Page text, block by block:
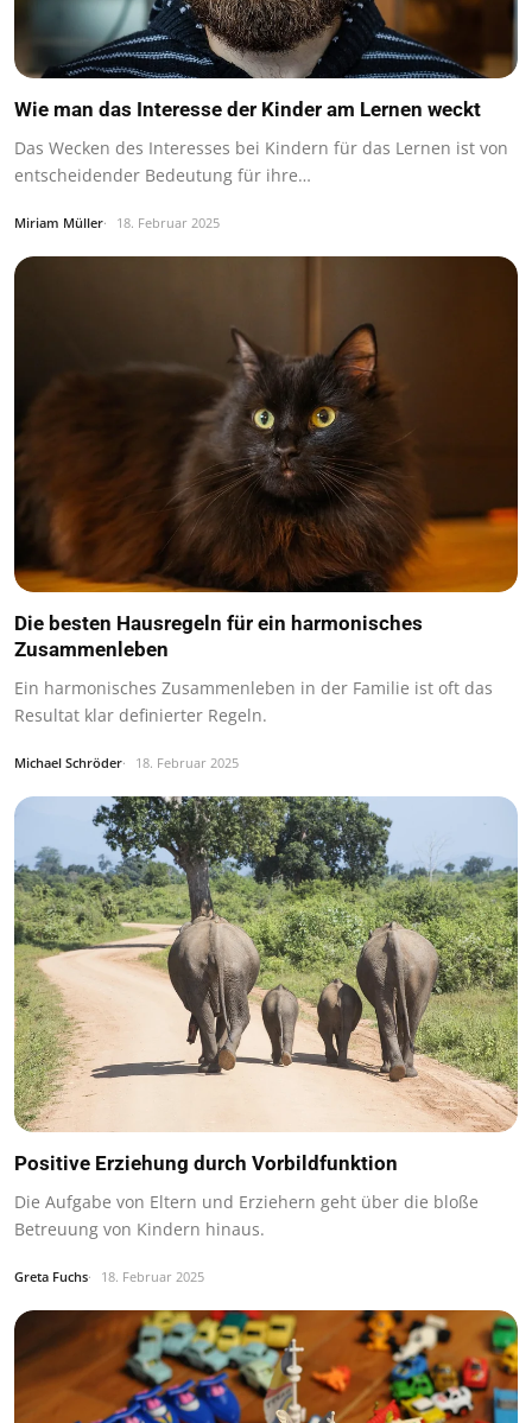
Wie man das Interesse der Kinder am Lernen weckt
Das Wecken des Interesses bei Kindern für das Lernen ist von
entscheidender Bedeutung für ihre…
Miriam Müller 18. Februar 2025
Die besten Hausregeln für ein harmonisches
Zusammenleben
Ein harmonisches Zusammenleben in der Familie ist oft das
Resultat klar definierter Regeln.
Michael Schröder 18. Februar 2025
Positive Erziehung durch Vorbildfunktion
Die Aufgabe von Eltern und Erziehern geht über die bloße
Betreuung von Kindern hinaus.
Greta Fuchs 18. Februar 2025